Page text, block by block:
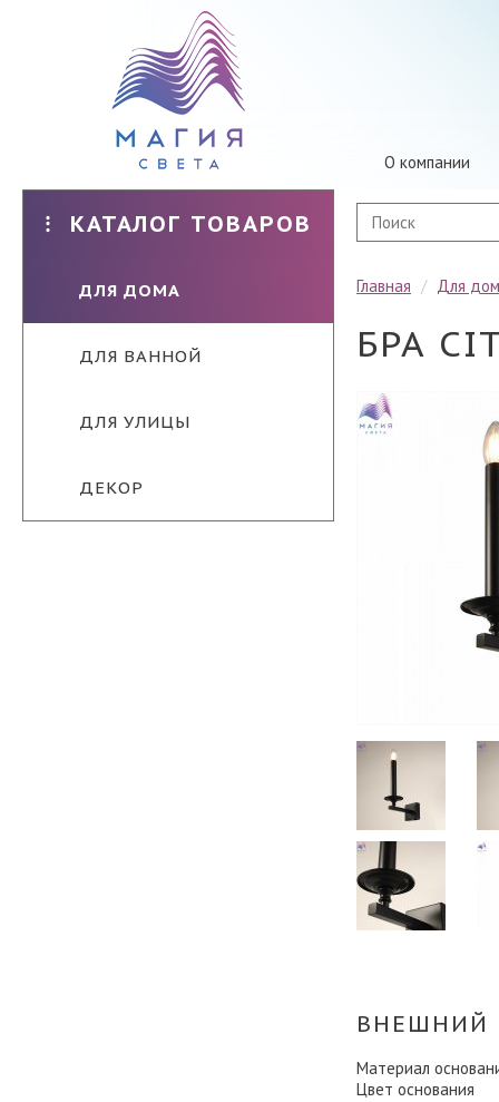
О компании
КАТАЛОГ ТОВАРОВ
ДЛЯ ДОМА
ДЛЯ ВАННОЙ
ДЛЯ УЛИЦЫ
ДЕКОР
Главная / Для
БРА
ВНЕШНИЙ
Материал
Цвет основания